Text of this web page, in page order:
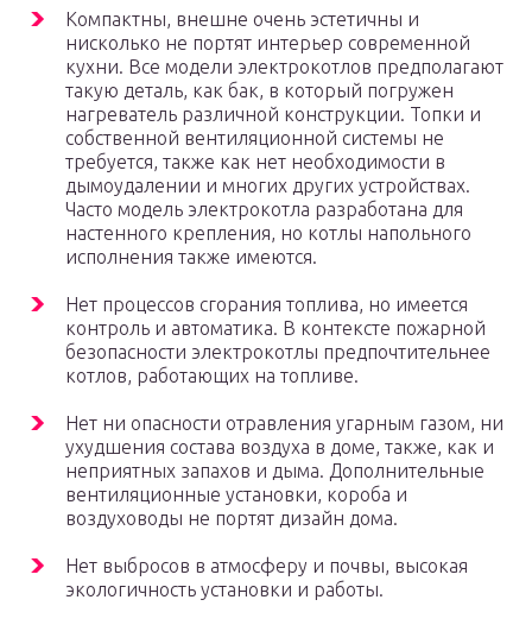
Компактны, внешне очень эстетичны и
нисколько не портят интерьер современной
кухни. Все модели электрокотлов предполагают
такую деталь, как бак, в который погружен
нагреватель различной конструкции. Топки и
собственной вентиляционной системы не
требуется, также как нет необходимости в
дымоудалении и многих других устройствах.
Часто модель электрокотла разработана для
настенного крепления, но котлы напольного
исполнения также имеются.
Нет процессов сгорания топлива, но имеется
контроль и автоматика. В контексте пожарной
безопасности электрокотлы предпочтительнее
котлов, работающих на топливе.
Нет ни опасности отравления угарным газом, ни
ухудшения состава воздуха в доме, также, как и
неприятных запахов и дыма. Дополнительные
вентиляционные установки, короба и
воздуховоды не портят дизайн дома.
Нет выбросов в атмосферу и почвы, высокая
экологичность установки и работы.